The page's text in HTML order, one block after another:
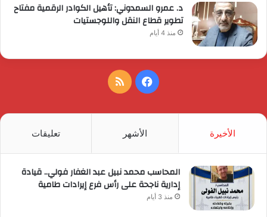
د. عمرو السمدوني: تأهيل الكوادر الرقمية مفتاح
تطوير قطاع النقل واللوجستيات
منذ 4 أيام
فيسبوكملخص
الأخيرة الأشهر تعليقات
المحاسب محمد نبيل عبد الغفار فولي.. قيادة
إدارية ناجحة على رأس فرع إيرادات طامية
منذ 3 أيام